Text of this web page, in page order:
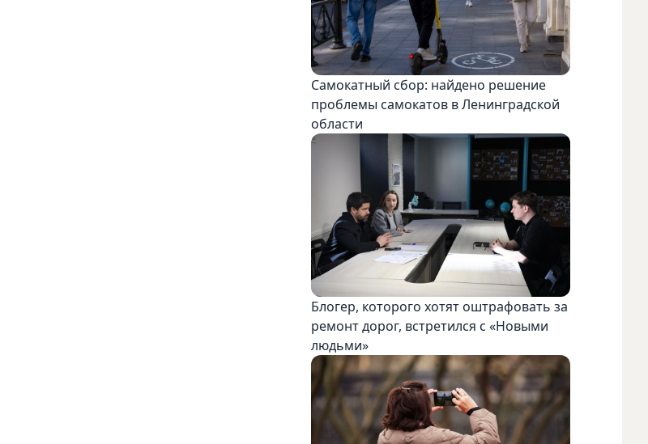
Самокатный сбор: найдено решение
проблемы самокатов в Ленинградской
области
Блогер, которого хотят оштрафовать за
ремонт дорог, встретился с «Новыми
людьми»